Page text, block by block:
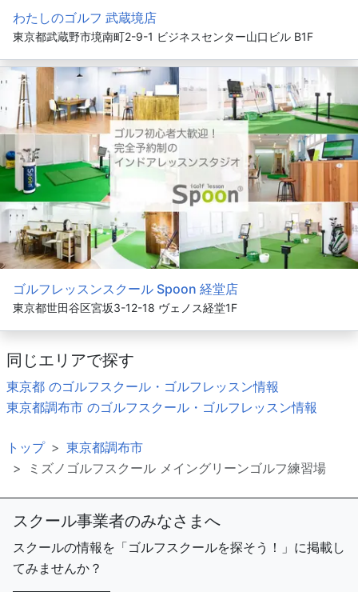
わたしのゴルフ 武蔵境店
東京都武蔵野市境南町2-9-1 ビジネスセンター山口ビル B1F
ゴルフレッスンスクール Spoon 経堂店
東京都世田谷区宮坂3-12-18 ヴェノス経堂1F
同じエリアで探す
東京都 のゴルフスクール・ゴルフレッスン情報
東京都調布市 のゴルフスクール・ゴルフレッスン情報
トップ
東京都調布市
ミズノゴルフスクール メイングリーンゴルフ練習場
スクール事業者のみなさまへ
スクールの情報を「ゴルフスクールを探そう！」に掲載し
てみませんか？